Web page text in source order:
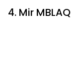
4. Mir MBLAQ